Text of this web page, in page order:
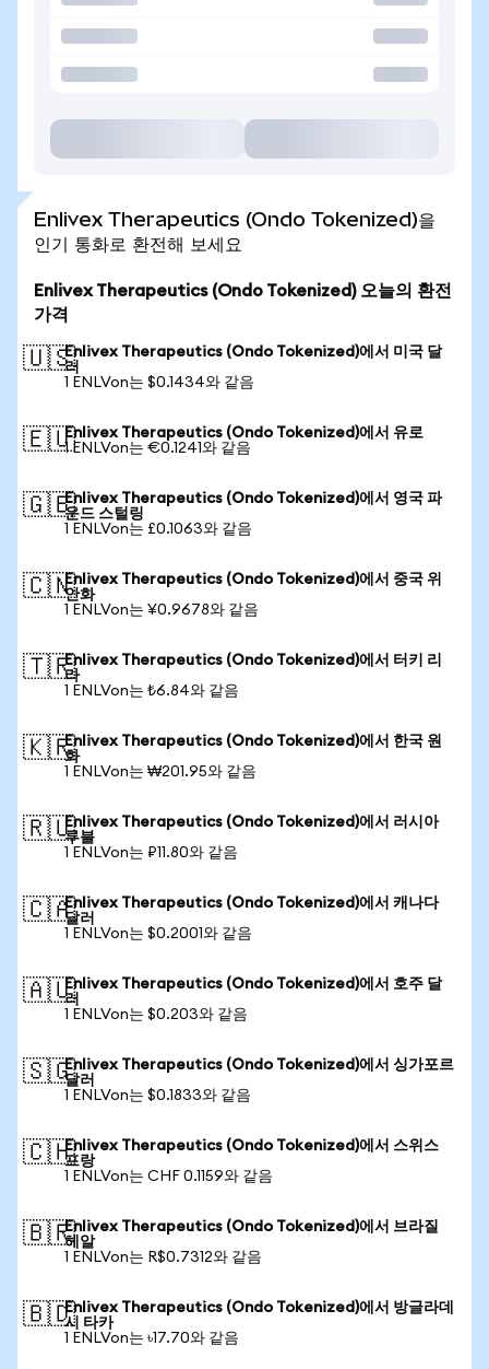
Enlivex Therapeutics (Ondo Tokenized)을
인기 통화로 환전해 보세요
Enlivex Therapeutics (Ondo Tokenized) 오늘의 환전
가격
🇺🇸Enlivex Therapeutics (Ondo Tokenized)에서 미국 달
러
1 ENLVon는 $0.1434와 같음
🇪🇺Enlivex Therapeutics (Ondo Tokenized)에서 유로
1 ENLVon는 €0.1241와 같음
🇬🇧Enlivex Therapeutics (Ondo Tokenized)에서 영국 파
운드 스털링
1 ENLVon는 £0.1063와 같음
🇨🇳Enlivex Therapeutics (Ondo Tokenized)에서 중국 위
안화
1 ENLVon는 ¥0.9678와 같음
🇹🇷Enlivex Therapeutics (Ondo Tokenized)에서 터키 리
라
1 ENLVon는 ₺6.84와 같음
🇰🇷Enlivex Therapeutics (Ondo Tokenized)에서 한국 원
화
1 ENLVon는 ₩201.95와 같음
🇷🇺Enlivex Therapeutics (Ondo Tokenized)에서 러시아
루블
1 ENLVon는 ₽11.80와 같음
🇨🇦Enlivex Therapeutics (Ondo Tokenized)에서 캐나다
달러
1 ENLVon는 $0.2001와 같음
🇦🇺Enlivex Therapeutics (Ondo Tokenized)에서 호주 달
러
1 ENLVon는 $0.203와 같음
🇸🇬Enlivex Therapeutics (Ondo Tokenized)에서 싱가포르
달러
1 ENLVon는 $0.1833와 같음
🇨🇭Enlivex Therapeutics (Ondo Tokenized)에서 스위스
프랑
1 ENLVon는 CHF 0.1159와 같음
🇧🇷Enlivex Therapeutics (Ondo Tokenized)에서 브라질
헤알
1 ENLVon는 R$0.7312와 같음
🇧🇩Enlivex Therapeutics (Ondo Tokenized)에서 방글라데
시 타카
1 ENLVon는 ৳17.70와 같음